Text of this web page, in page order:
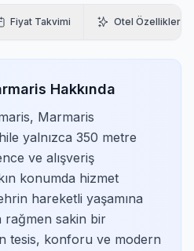
Fiyat Takvimi Otel Özellikleri
Hakkında
Marmaris
yalnızca 350 metre
ve alışveriş
konumda hizmet
hareketli yaşamına
rağmen sakin bir
tesis, konforu ve modern